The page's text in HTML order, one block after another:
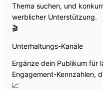
Thema suchen, und
werblicher Unterstützung.
🎬
Unterhaltungs-Kanäle
Ergänze dein Publikum für
Engagement-Kennzahlen,
📈